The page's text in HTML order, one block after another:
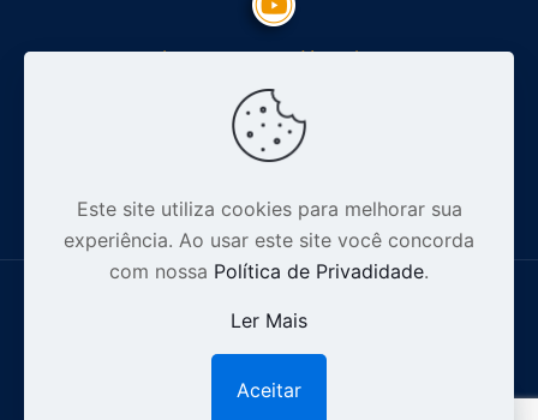
Inscreva-se no Youtube
© 2012-2026 Especialista Digital - CNPJ: 16.628.110/0001-32 .
Todos os direitos reservados |Política de Privacidade.
Este site utiliza cookies para melhorar sua
experiência. Ao usar este site você concorda
com nossa Política de Privadidade.
Ler Mais
Aceitar